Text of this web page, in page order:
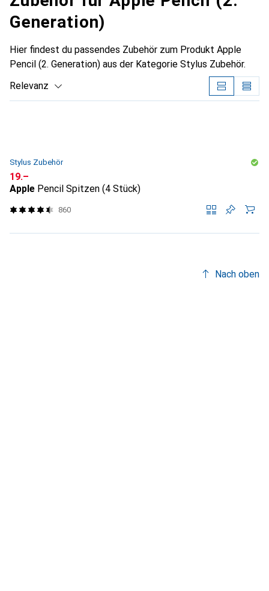
Generation)
Hier findest du passendes Zubehör zum Produkt Apple
Pencil (2. Generation) aus der Kategorie Stylus Zubehör.
Relevanz
Stylus Zubehör
CHF
19.–
Apple Pencil Spitzen (4 Stück)
860
Nach oben